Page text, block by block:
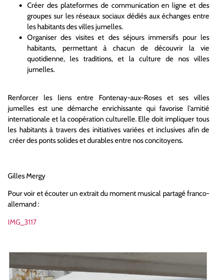
Créer des plateformes de communication en ligne et des
groupes sur les réseaux sociaux dédiés aux échanges entre
les habitants des villes jumelles.
Organiser des visites et des séjours immersifs pour les
habitants, permettant à chacun de découvrir la vie
quotidienne, les traditions, et la culture de nos villes
jumelles.
Renforcer les liens entre Fontenay-aux-Roses et ses villes
jumelles est une démarche enrichissante qui favorise l’amitié
internationale et la coopération culturelle. Elle doit impliquer tous
les habitants à travers des initiatives variées et inclusives afin de
créer des ponts solides et durables entre nos concitoyens.
Gilles Mergy
Pour voir et écouter un extrait du moment musical partagé franco-
allemand :
IMG_3117